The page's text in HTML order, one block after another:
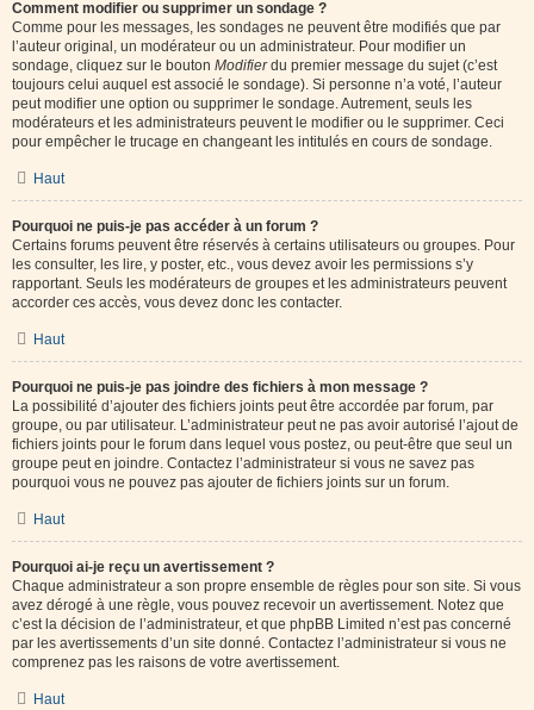
Comment modifier ou supprimer un sondage ?
Comme pour les messages, les sondages ne peuvent être modifiés que par
l’auteur original, un modérateur ou un administrateur. Pour modifier un
sondage, cliquez sur le bouton Modifierdu premier message du sujet (c’est
toujours celui auquel est associé le sondage). Si personne n’a voté, l’auteur
peut modifier une option ou supprimer le sondage. Autrement, seuls les
modérateurs et les administrateurs peuvent le modifier ou le supprimer. Ceci
pour empêcher le trucage en changeant les intitulés en cours de sondage.
Haut
Pourquoi ne puis-je pas accéder à un forum ?
Certains forums peuvent être réservés à certains utilisateurs ou groupes. Pour
les consulter, les lire, y poster, etc., vous devez avoir les permissions s’y
rapportant. Seuls les modérateurs de groupes et les administrateurs peuvent
accorder ces accès, vous devez donc les contacter.
Haut
Pourquoi ne puis-je pas joindre des fichiers à mon message ?
La possibilité d’ajouter des fichiers joints peut être accordée par forum, par
groupe, ou par utilisateur. L’administrateur peut ne pas avoir autorisé l’ajout de
fichiers joints pour le forum dans lequel vous postez, ou peut-être que seul un
groupe peut en joindre. Contactez l’administrateur si vous ne savez pas
pourquoi vous ne pouvez pas ajouter de fichiers joints sur un forum.
Haut
Pourquoi ai-je reçu un avertissement ?
Chaque administrateur a son propre ensemble de règles pour son site. Si vous
avez dérogé à une règle, vous pouvez recevoir un avertissement. Notez que
c’est la décision de l’administrateur, et que phpBB Limited n’est pas concerné
par les avertissements d’un site donné. Contactez l’administrateur si vous ne
comprenez pas les raisons de votre avertissement.
Haut